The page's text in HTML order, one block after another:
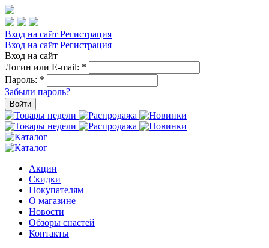
Вход на сайт Регистрация
Вход на сайт Регистрация
Вход на сайт
Логин или E-mail: *
Пароль: *
Забыли пароль?
Войти
Акции
Скидки
Покупателям
О магазине
Новости
Обзоры снастей
Контакты